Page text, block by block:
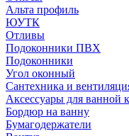
Альта профиль
ЮУТК
Отливы
Подоконники ПВХ
Подоконники
Угол оконный
Сантехника и
Аксессуары для ванной
Бордюр на ванну
Бумагодержатели